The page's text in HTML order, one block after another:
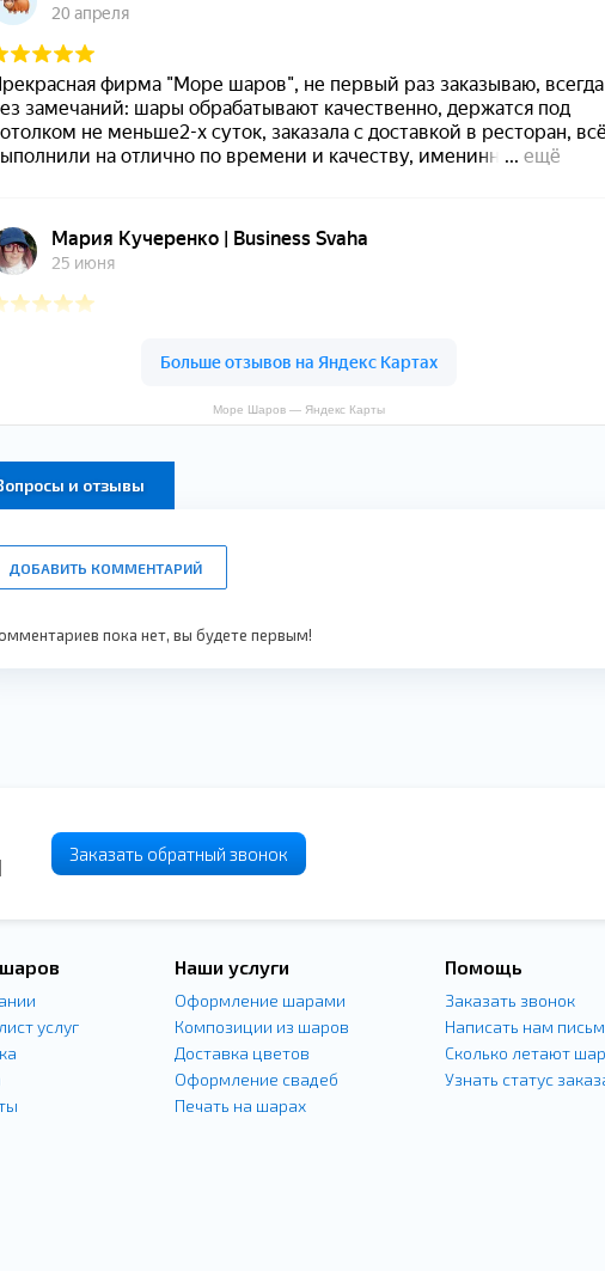
Море Шаров — Яндекс Карты
и отзывы
ДОБАВИТЬ КОММЕНТАРИЙ
пока нет, вы будете первым!
Заказать обратный звонок
услуг
Наши услуги
Оформление шарами
Композиции из шаров
Доставка цветов
Оформление свадеб
Печать на шарах
Помощь
Заказать звонок
Написать нам
Сколько летают
Узнать статус